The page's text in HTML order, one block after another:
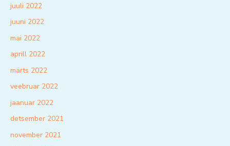
juuli 2022
juuni 2022
mai 2022
aprill 2022
märts 2022
veebruar 2022
jaanuar 2022
detsember 2021
november 2021